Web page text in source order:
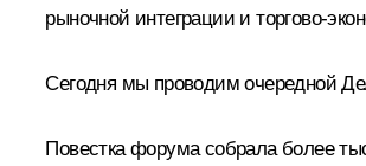
рыночной интеграции и торгово-
Сегодня мы проводим очередной
Повестка форума собрала более